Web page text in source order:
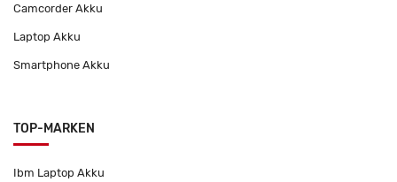
Camcorder Akku
Laptop Akku
Smartphone Akku
TOP-MARKEN
Ibm Laptop Akku